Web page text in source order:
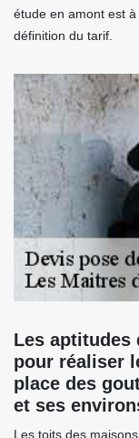
étude en amont est
définition du tarif.
Les aptitudes
pour réaliser
place des
et ses
Les toits des